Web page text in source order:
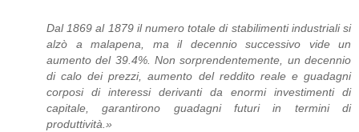
Dal 1869 al 1879 il numero totale di stabilimenti industriali si
alzò a malapena, ma il decennio successivo vide un
aumento del 39.4%. Non sorprendentemente, un decennio
di calo dei prezzi, aumento del reddito reale e guadagni
corposi di interessi derivanti da enormi investimenti di
capitale, garantirono guadagni futuri in termini di
produttività.»